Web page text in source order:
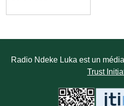
Radio Ndeke Luka est un
Trust